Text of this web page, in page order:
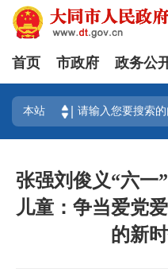
首页 市政府 政务公
本站
张强刘俊义“六一
儿童：争当爱党
的新